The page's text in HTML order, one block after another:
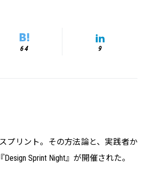
64 9
プリント。その方法論と、実践者か
Sprint Night』が開催された。